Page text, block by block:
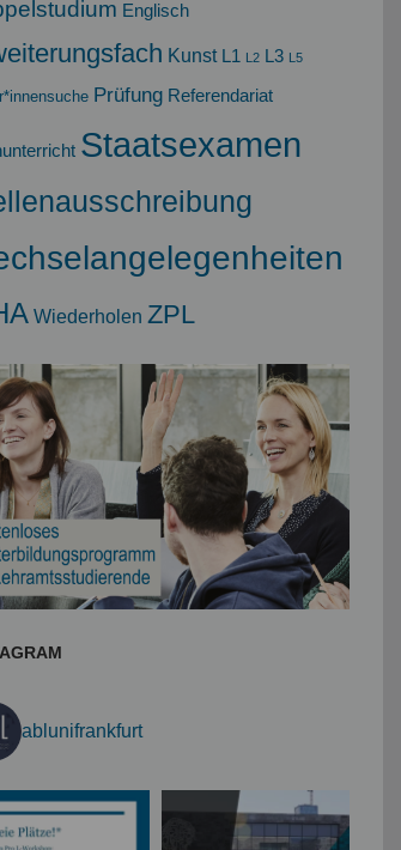
Englisch
Kunst L1 L2 L3 L5
Prüfung Referendariat
Staatsexamen
Wiederholen ZPL
ablunifrankfurt